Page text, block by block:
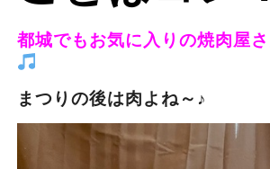
都城でもお気に入りの焼肉屋
まつりの後は肉よね～♪